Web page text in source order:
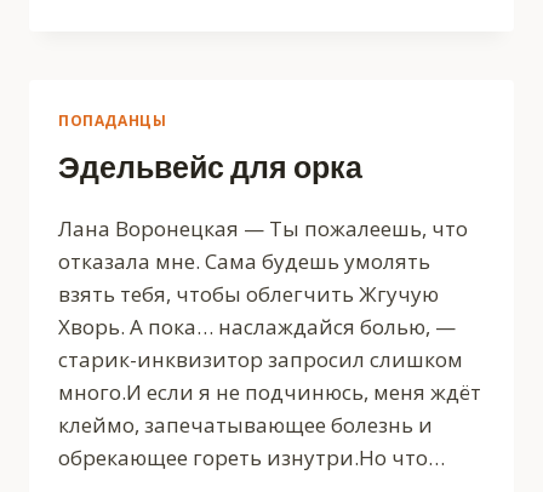
ПОПАДАНЦЫ
Эдельвейс для орка
Лана Воронецкая — Ты пожалеешь, что
отказала мне. Сама будешь умолять
взять тебя, чтобы облегчить Жгучую
Хворь. А пока… наслаждайся болью, —
старик-инквизитор запросил слишком
много.И если я не подчинюсь, меня ждёт
клеймо, запечатывающее болезнь и
обрекающее гореть изнутри.Но что…